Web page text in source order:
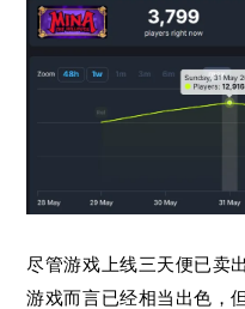
尽管游戏上线三天便已卖
游戏而言已经相当出色，